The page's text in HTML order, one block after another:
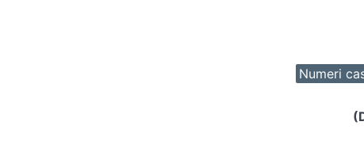
Numeri